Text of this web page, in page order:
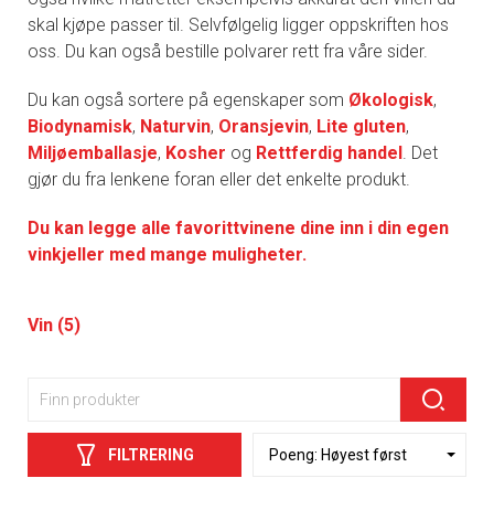
skal kjøpe passer til. Selvfølgelig ligger oppskriften hos
oss. Du kan også bestille polvarer rett fra våre sider.
Du kan også sortere på egenskaper som Økologisk,
Biodynamisk, Naturvin, Oransjevin, Lite gluten,
Miljøemballasje, Kosher og Rettferdig handel. Det
gjør du fra lenkene foran eller det enkelte produkt.
Du kan legge alle favorittvinene dine inn i din egen
vinkjeller med mange muligheter.
Vin (5)
FILTRERING